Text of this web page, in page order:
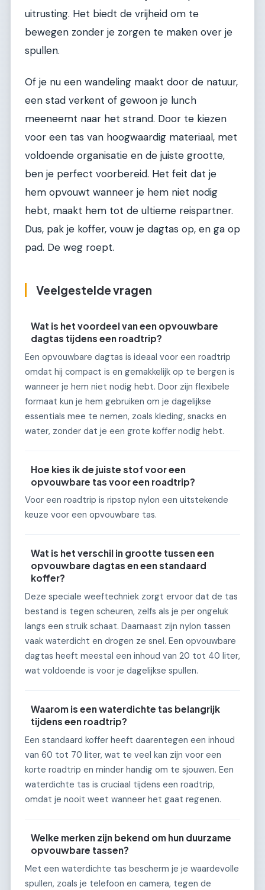
uitrusting. Het biedt de vrijheid om te
bewegen zonder je zorgen te maken over je
spullen.
Of je nu een wandeling maakt door de natuur,
een stad verkent of gewoon je lunch
meeneemt naar het strand. Door te kiezen
voor een tas van hoogwaardig materiaal, met
voldoende organisatie en de juiste grootte,
ben je perfect voorbereid. Het feit dat je
hem opvouwt wanneer je hem niet nodig
hebt, maakt hem tot de ultieme reispartner.
Dus, pak je koffer, vouw je dagtas op, en ga op
pad. De weg roept.
Veelgestelde vragen
Wat is het voordeel van een opvouwbare
dagtas tijdens een roadtrip?
Een opvouwbare dagtas is ideaal voor een roadtrip
omdat hij compact is en gemakkelijk op te bergen is
wanneer je hem niet nodig hebt. Door zijn flexibele
formaat kun je hem gebruiken om je dagelijkse
essentials mee te nemen, zoals kleding, snacks en
water, zonder dat je een grote koffer nodig hebt.
Hoe kies ik de juiste stof voor een
opvouwbare tas voor een roadtrip?
Voor een roadtrip is ripstop nylon een uitstekende
keuze voor een opvouwbare tas.
Wat is het verschil in grootte tussen een
opvouwbare dagtas en een standaard
koffer?
Deze speciale weeftechniek zorgt ervoor dat de tas
bestand is tegen scheuren, zelfs als je per ongeluk
langs een struik schaat. Daarnaast zijn nylon tassen
vaak waterdicht en drogen ze snel. Een opvouwbare
dagtas heeft meestal een inhoud van 20 tot 40 liter,
wat voldoende is voor je dagelijkse spullen.
Waarom is een waterdichte tas belangrijk
tijdens een roadtrip?
Een standaard koffer heeft daarentegen een inhoud
van 60 tot 70 liter, wat te veel kan zijn voor een
korte roadtrip en minder handig om te sjouwen. Een
waterdichte tas is cruciaal tijdens een roadtrip,
omdat je nooit weet wanneer het gaat regenen.
Welke merken zijn bekend om hun duurzame
opvouwbare tassen?
Met een waterdichte tas bescherm je je waardevolle
spullen, zoals je telefoon en camera, tegen de